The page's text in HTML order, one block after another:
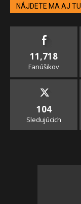
NÁJDETE MA AJ TU
11,718
Fanúšikov
104
Sledujúcich